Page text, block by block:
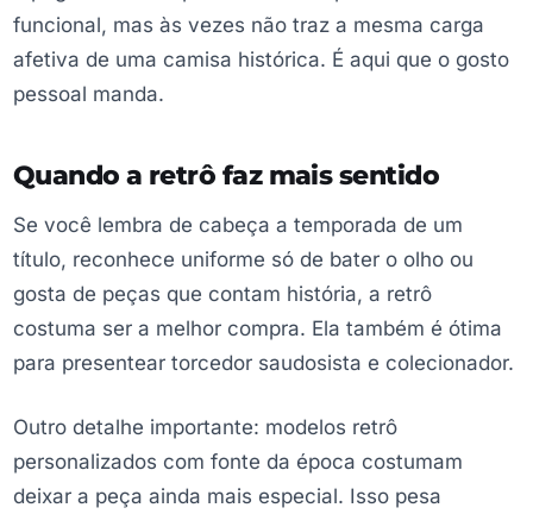
funcional, mas às vezes não traz a mesma carga
afetiva de uma camisa histórica. É aqui que o gosto
pessoal manda.
Quando a retrô faz mais sentido
Se você lembra de cabeça a temporada de um
título, reconhece uniforme só de bater o olho ou
gosta de peças que contam história, a retrô
costuma ser a melhor compra. Ela também é ótima
para presentear torcedor saudosista e colecionador.
Outro detalhe importante: modelos retrô
personalizados com fonte da época costumam
deixar a peça ainda mais especial. Isso pesa